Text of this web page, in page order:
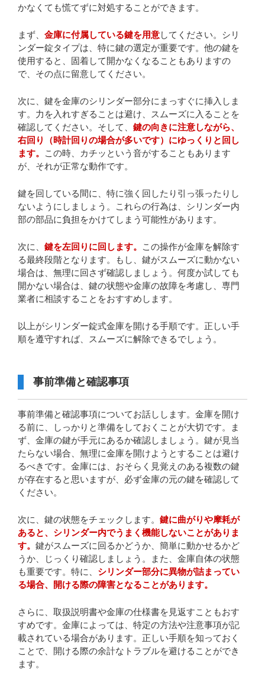
かなくても慌てずに対処することができます。
まず、 金庫に付属している鍵を用意してください。シリ
ンダー錠タイプは、特に鍵の選定が重要です。他の鍵を
使用すると、固着して開かなくなることもありますの
で、その点に留意してください。
次に、鍵を金庫のシリンダー部分にまっすぐに挿入しま
す。力を入れすぎることは避け、スムーズに入ることを
確認してください。そして、 鍵の向きに注意しながら、
右回り（時計回りの場合が多いです）にゆっくりと回し
ます。
この時、カチッという音がすることもあります
が、それが正常な動作です。
鍵を回している間に、特に強く回したり引っ張ったりし
ないようにしましょう。これらの行為は、シリンダー内
部の部品に負担をかけてしまう可能性があります。
次に、 鍵を左回りに回します。
この操作が金庫を解除す
る最終段階となります。もし、鍵がスムーズに動かない
場合は、無理に回さず確認しましょう。何度か試しても
開かない場合は、鍵の状態や金庫の故障を考慮し、専門
業者に相談することをおすすめします。
以上がシリンダー錠式金庫を開ける手順です。正しい手
順を遵守すれば、スムーズに解除できるでしょう。
事前準備と確認事項
事前準備と確認事項についてお話しします。金庫を開け
る前に、しっかりと準備をしておくことが大切です。ま
ず、金庫の鍵が手元にあるか確認しましょう。鍵が見当
たらない場合、無理に金庫を開けようとすることは避け
るべきです。金庫には、おそらく見覚えのある複数の鍵
が存在すると思いますが、必ず金庫の元の鍵を確認して
ください。
次に、鍵の状態をチェックします。 鍵に曲がりや摩耗が
あると、シリンダー内でうまく機能しないことがありま
す。 鍵がスムーズに回るかどうか、簡単に動かせるかど
うか、じっくり確認しましょう。また、金庫自体の状態
も重要です。特に、 シリンダー部分に異物が詰まってい
る場合、開ける際の障害となることがあります。
さらに、取扱説明書や金庫の仕様書を見返すこともおす
すめです。金庫によっては、特定の方法や注意事項が記
載されている場合があります。正しい手順を知っておく
ことで、開ける際の余計なトラブルを避けることができ
ます。